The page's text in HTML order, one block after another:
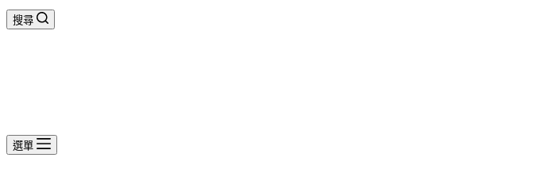
搜尋
選單